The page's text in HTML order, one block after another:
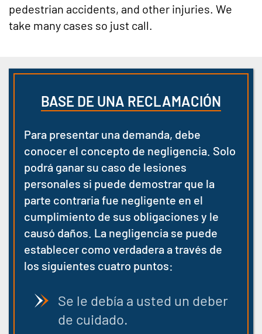
pedestrian accidents, and other injuries. We
take many cases so just call.
BASE DE UNA RECLAMACIÓN
Para presentar una demanda, debe
conocer el concepto de negligencia. Solo
podrá ganar su caso de lesiones
personales si puede demostrar que la
parte contraria fue negligente en el
cumplimiento de sus obligaciones y le
causó daños. La negligencia se puede
establecer como verdadera a través de
los siguientes cuatro puntos:
Se le debía a usted un deber
de cuidado.